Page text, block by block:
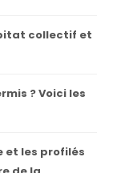
collectif et
? Voici les
et les profilés